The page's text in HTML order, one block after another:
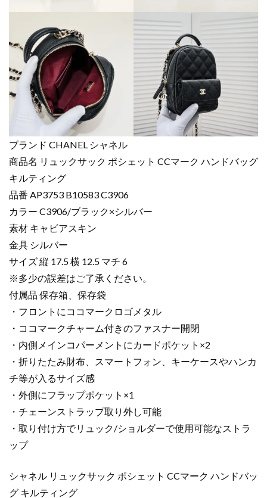
ブランド CHANEL シャネル
商品名 リュックサック ポシェット CCマーク ハンドバッグ
キルティング
品番 AP3753 B10583 C3906
カラー C3906/ブラック×シルバー
素材 キャビアスキン
金具 シルバー
サイズ 縦 17.5 横 12.5 マチ 6
※多少の誤差はご了承ください。
付属品 保存箱、保存袋
・フロントにココマークロゴメタル
・ココマークチャーム付きのファスナー開閉
・内側メインコパーメントにカードポケット×2
・折りたたみ財布、スマートフォン、キーケースやハンカ
チ等が入るサイズ感
・外側にフラップポケット×1
・チェーンストラップ取り外し可能
・取り付け方でリュック/ショルダーで使用可能なストラ
ップ
シャネル リュックサック ポシェット CCマーク ハンドバッ
グ キルティング